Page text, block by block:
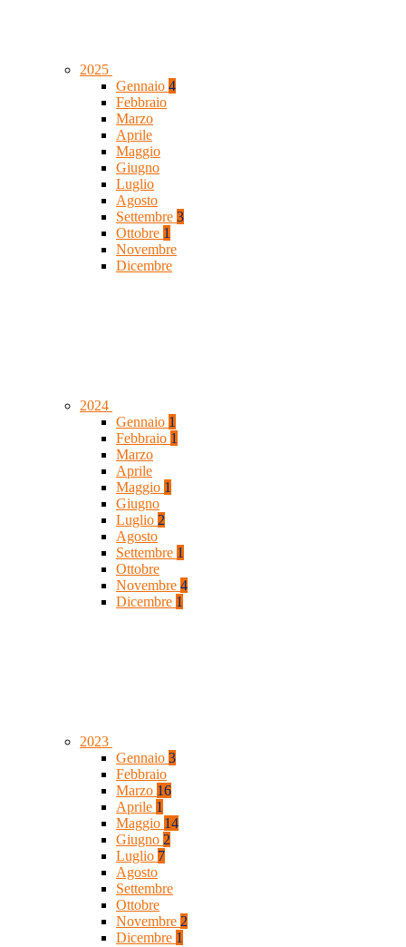
2025
Gennaio 4
Febbraio
Marzo
Aprile
Maggio
Giugno
Luglio
Agosto
Settembre 3
Ottobre 1
Novembre
Dicembre
2024
Gennaio 1
Febbraio 1
Marzo
Aprile
Maggio 1
Giugno
Luglio 2
Agosto
Settembre 1
Ottobre
Novembre 4
Dicembre 1
2023
Gennaio 3
Febbraio
Marzo 16
Aprile 1
Maggio 14
Giugno 2
Luglio 7
Agosto
Settembre
Ottobre
Novembre 2
Dicembre 1